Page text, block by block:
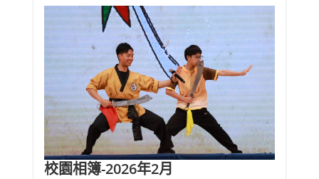
校園相簿-2026年2月